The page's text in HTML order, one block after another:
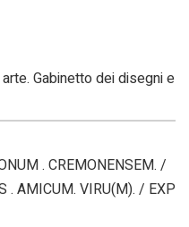
Gabinetto dei disegni e
. CREMONENSEM. /
. AMICUM. VIRU(M). / EXP